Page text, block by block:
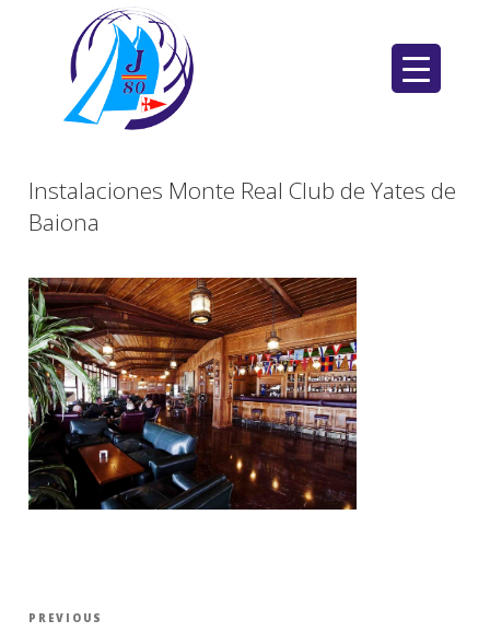
Instalaciones Monte Real Club de Yates de
Baiona
Navegación
Previous
PREVIOUS